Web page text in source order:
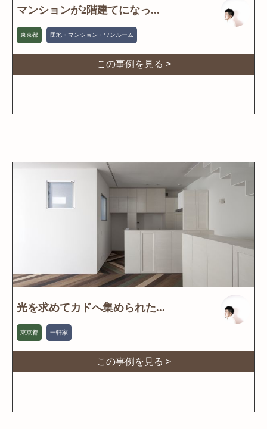
マンションが2階建てになっ...
東京都 団地・マンション・ワンルーム
この事例を見る >
光を求めてカドへ集められた...
東京都 一軒家
この事例を見る >